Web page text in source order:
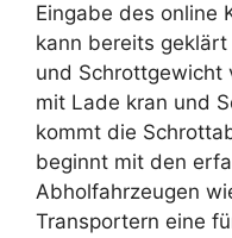
Eingabe des online
kann bereits
und Schrottgewicht
mit Lade kran und
kommt die
beginnt mit den
Abholfahrzeugen
Transportern eine